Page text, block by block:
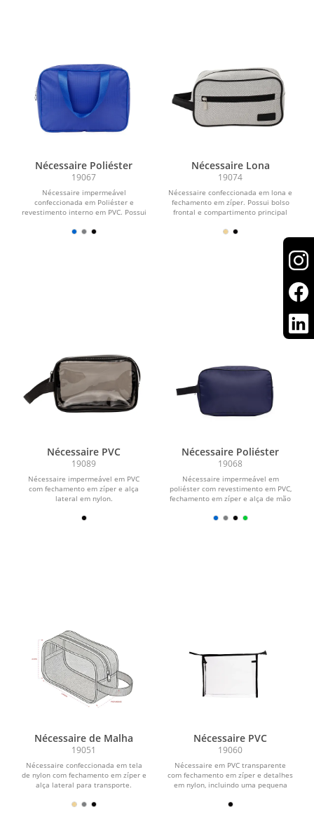
Nécessaire Poliéster
19067
Nécessaire impermeável
confeccionada em Poliéster e
revestimento interno em PVC. Possui
Nécessaire Lona
19074
Nécessaire confeccionada em lona e
fechamento em zíper. Possui bolso
frontal e compartimento principal
Nécessaire PVC
19089
Nécessaire impermeável em PVC
com fechamento em zíper e alça
lateral em nylon.
Nécessaire Poliéster
19068
Nécessaire impermeável em
poliéster com revestimento em PVC,
fechamento em zíper e alça de mão
Nécessaire de Malha
19051
Nécessaire confeccionada em tela
de nylon com fechamento em zíper e
alça lateral para transporte.
Nécessaire PVC
19060
Nécessaire em PVC transparente
com fechamento em zíper e detalhes
em nylon, incluindo uma pequena